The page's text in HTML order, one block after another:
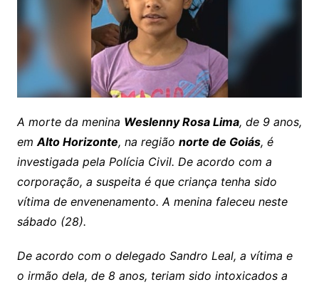
A morte da menina Weslenny Rosa Lima, de 9 anos,
em Alto Horizonte, na região norte de Goiás, é
investigada pela Polícia Civil. De acordo com a
corporação, a suspeita é que criança tenha sido
vítima de envenenamento. A menina faleceu neste
sábado (28).
De acordo com o delegado Sandro Leal, a vítima e
o irmão dela, de 8 anos, teriam sido intoxicados a